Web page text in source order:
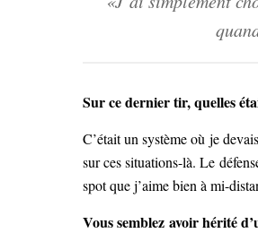
Sur ce dernier tir, quelles
C’était un système où je
sur ces situations-là. Le
spot que j’aime bien à mi-
Vous semblez avoir hérité